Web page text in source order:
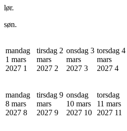
lør.
søn.
mandag
1 mars
2027 1
tirsdag 2
mars
2027 2
onsdag 3
mars
2027 3
torsdag 4
mars
2027 4
mandag
8 mars
2027 8
tirsdag 9
mars
2027 9
onsdag
10 mars
2027 10
torsdag
11 mars
2027 11